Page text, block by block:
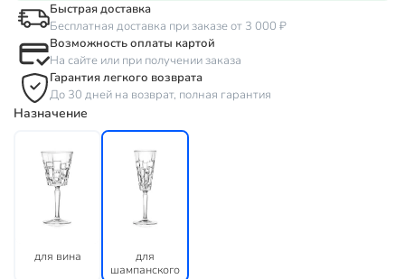
Быстрая доставка
Бесплатная доставка при заказе от 3 000 ₽
Возможность оплаты картой
На сайте или при получении заказа
Гарантия легкого возврата
До 30 дней на возврат, полная гарантия
Назначение
для вина
для
шампанского